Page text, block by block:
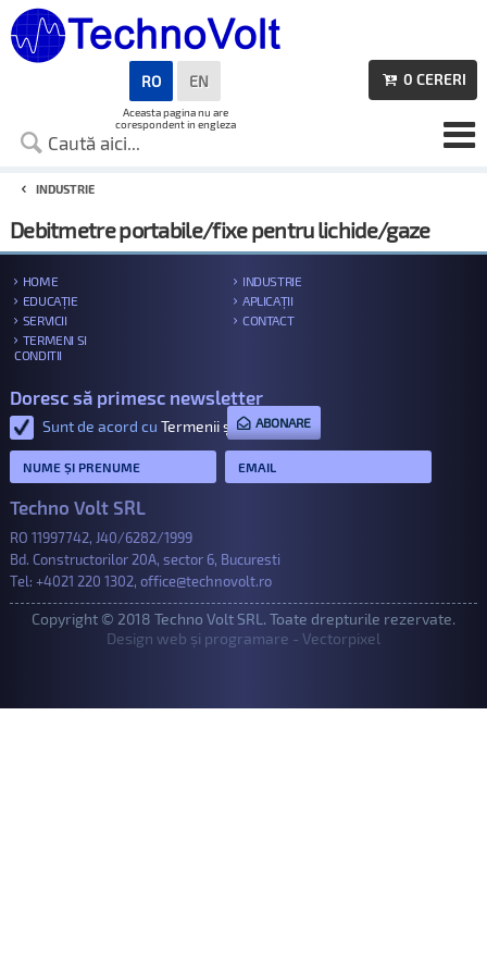

0 CERERI
INDUSTRIE
Debitmetre portabile/fixe pentru lichide/gaze
RO EN
Aceasta pagina nu are
corespondent in engleza
HOME
INDUSTRIE
EDUCAȚIE
APLICAȚII
SERVICII
CONTACT
TERMENI SI
CONDITII
Doresc să primesc newsletter
Sunt de acord cu Termenii și condițiile.
ABONARE
Techno Volt SRL
RO 11997742, J40/6282/1999
Bd. Constructorilor 20A, sector 6, Bucuresti
Tel: +4021 220 1302, office@technovolt.ro
Copyright © 2018 Techno Volt SRL. Toate drepturile rezervate.
Design web și programare - Vectorpixel